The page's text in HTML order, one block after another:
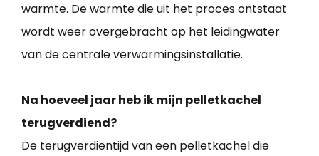
warmte. De warmte die uit het proces ontstaat
wordt weer overgebracht op het leidingwater
van de centrale verwarmingsinstallatie.
Na hoeveel jaar heb ik mijn pelletkachel
terugverdiend?
De terugverdientijd van een pelletkachel die